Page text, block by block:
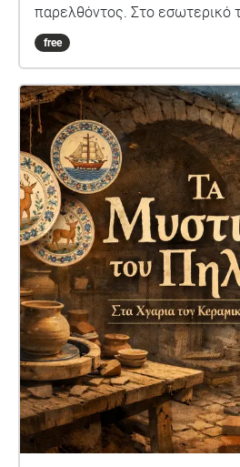
παρελθόντος. Στο εσωτερικό
εκθέματα, τα ψηφιδωτά και τα
έναν διάλογο ιστορίας και
της Παλιάς πόλης. Φεύγοντας
Μεγάλου Μαγίστρου, η
βυζαντινές εκκλησίες με
εμβέλεια. Για τους
πίστης, συνοχής και
τις μετατροπές, αλλοιώσεις
βυζαντινές εκκλησίες
μνήμη της Χριστιανικής
μπαίνοντας από την πύλη του
κόκκινη πόρτα ο περίπατος
στο παρόν.Οι κάτοικοι
καθημερινότητα τους . Το
καθαριότητα, η δυσοσμία η
μέσα σ'έναν τόπο που όλοι
free